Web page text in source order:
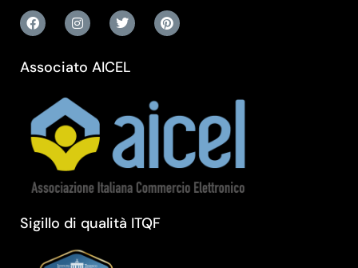
Associato AICEL
Sigillo di qualità ITQF